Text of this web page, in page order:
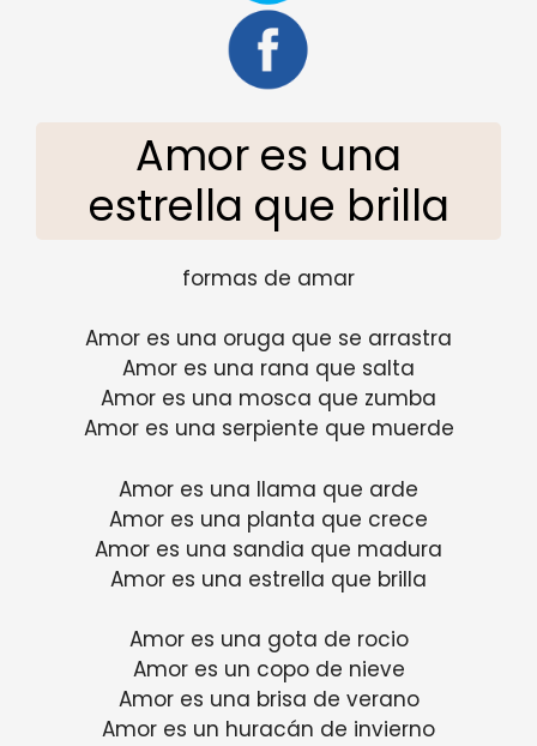
Amor es una
estrella que brilla
formas de amar
Amor es una oruga que se arrastra
Amor es una rana que salta
Amor es una mosca que zumba
Amor es una serpiente que muerde
Amor es una llama que arde
Amor es una planta que crece
Amor es una sandia que madura
Amor es una estrella que brilla
Amor es una gota de rocio
Amor es un copo de nieve
Amor es una brisa de verano
Amor es un huracán de invierno